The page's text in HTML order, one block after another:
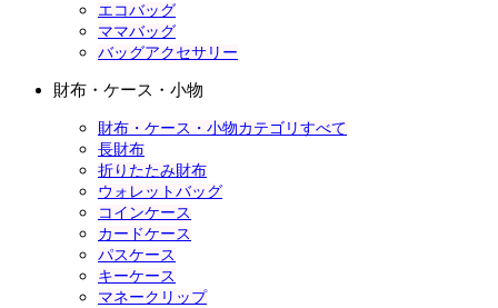
エコバッグ
ママバッグ
バッグアクセサリー
財布・ケース・小物
財布・ケース・小物カテゴリすべて
長財布
折りたたみ財布
ウォレットバッグ
コインケース
カードケース
パスケース
キーケース
マネークリップ